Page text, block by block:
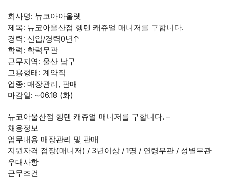
회사명: 뉴코아아울렛
제목: 뉴코아울산점 행텐 캐쥬얼 매니저를 구합니다.
경력: 신입/경력0년↑
학력: 학력무관
근무지역: 울산 남구
고용형태: 계약직
업종: 매장관리, 판매
마감일: ~06.18 (화)
뉴코아울산점 행텐 캐쥬얼 매니저를 구합니다. –
채용정보
업무내용 매장관리 및 판매
지원자격 점장(매니저) / 3년이상 / 1명 / 연령무관 / 성별무관
우대사항
근무조건